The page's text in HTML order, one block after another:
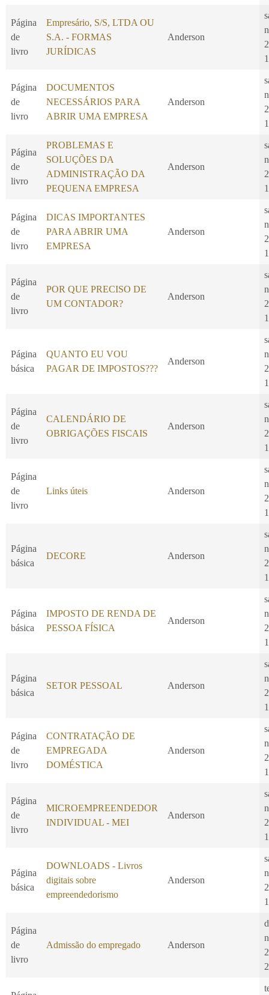
Página
de
livro
Empresário, S/S, LTDA OU
S.A. - FORMAS
JURÍDICAS
Anderson
Página
de
livro
DOCUMENTOS
NECESSÁRIOS PARA
ABRIR UMA EMPRESA
Anderson
Página
de
livro
PROBLEMAS E
SOLUÇÕES DA
ADMINISTRAÇÃO DA
PEQUENA EMPRESA
Anderson
Página
de
livro
DICAS IMPORTANTES
PARA ABRIR UMA
EMPRESA
Anderson
Página
de
livro
POR QUE PRECISO DE
UM CONTADOR?
Anderson
Página
básica
QUANTO EU VOU
PAGAR DE IMPOSTOS???
Anderson
Página
de
livro
CALENDÁRIO DE
OBRIGAÇÕES FISCAIS
Anderson
Página
de
livro
Links úteis Anderson
Página
básica
DECORE Anderson
Página
básica
IMPOSTO DE RENDA DE
PESSOA FÍSICA
Anderson
Página
básica
SETOR PESSOAL Anderson
Página
de
livro
CONTRATAÇÃO DE
EMPREGADA
DOMÉSTICA
Anderson
Página
de
livro
MICROEMPREENDEDOR
INDIVIDUAL - MEI
Anderson
Página
básica
DOWNLOADS - Livros
digitais sobre
empreendedorismo
Anderson
Página
de
livro
Admissão do empregado Anderson